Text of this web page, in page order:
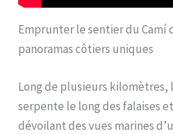
Emprunter le sentier du Camí
panoramas côtiers uniques
Long de plusieurs kilomètres,
serpente le long des falaises
dévoilant des vues marines